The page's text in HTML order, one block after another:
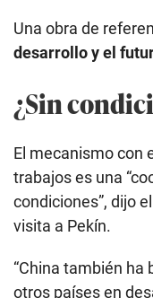
Una obra de
desarrollo y el
¿Sin
El mecanismo con
trabajos es una
condiciones”, dijo
visita a Pekín.
“China también ha
otros países en